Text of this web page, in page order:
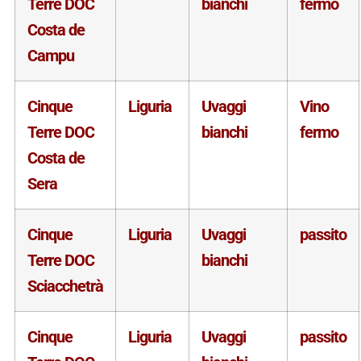
Costa de
Campu
Cinque
Terre DOC
Costa de
Sera
Liguria
Uvaggi
bianchi
Vino
fermo
Cinque
Terre DOC
Sciacchetrà
Liguria
Uvaggi
bianchi
passito
Cinque
Liguria
Uvaggi
passito